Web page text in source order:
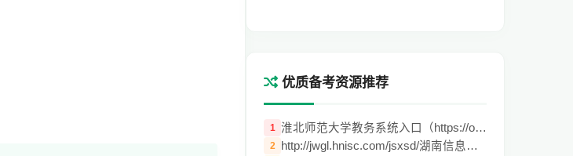
优质备考资源推荐
1 淮北师范大学教务系统入口（https://oshall
2 http://jwgl.hnisc.com/jsxsd/湖南信息学院